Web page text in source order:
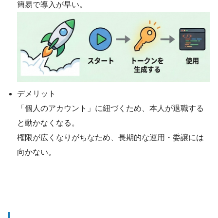
簡易で導入が早い。
デメリット
「個人のアカウント」に紐づくため、本人が退職する
と動かなくなる。
権限が広くなりがちなため、長期的な運用・委譲には
向かない。